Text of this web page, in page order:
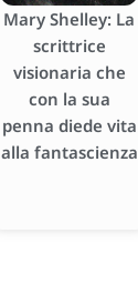
Mary Shelley: La
scrittrice
visionaria che
con la sua
penna diede vita
alla fantascienza